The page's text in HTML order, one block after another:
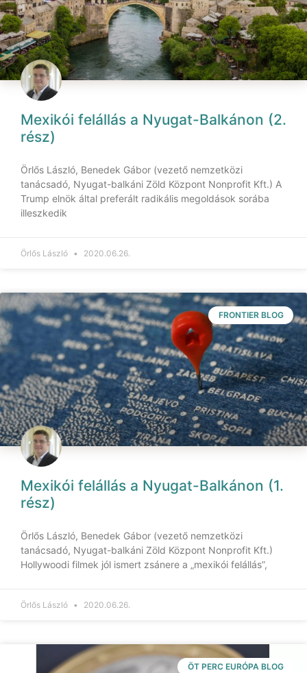
Mexikói felállás a Nyugat-Balkánon (2.
rész)
Örlős László, Benedek Gábor (vezető nemzetközi
tanácsadó, Nyugat-balkáni Zöld Központ Nonprofit Kft.) A
Trump elnök által preferált radikális megoldások sorába
illeszkedik
Örlős László 2020.06.26.
FRONTIER BLOG
Mexikói felállás a Nyugat-Balkánon (1.
rész)
Örlős László, Benedek Gábor (vezető nemzetközi
tanácsadó, Nyugat-balkáni Zöld Központ Nonprofit Kft.)
Hollywoodi filmek jól ismert zsánere a „mexikói felállás”,
Örlős László 2020.06.26.
ÖT PERC EURÓPA BLOG